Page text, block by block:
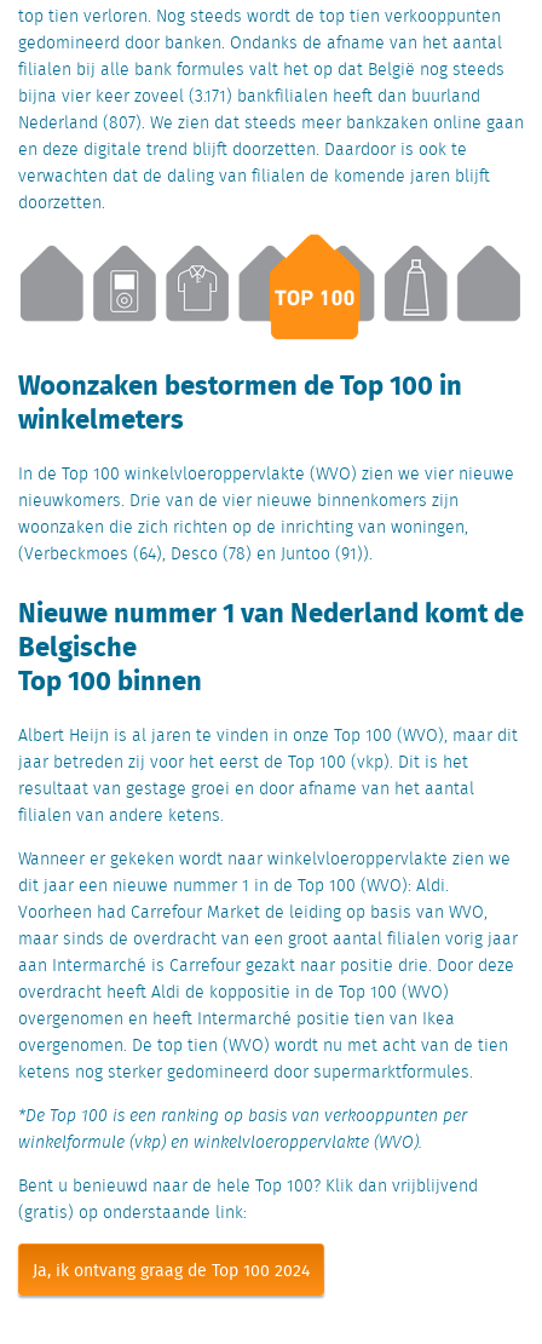
top tien verloren. Nog steeds wordt de top tien verkooppunten
gedomineerd door banken. Ondanks de afname van het aantal
filialen bij alle bank formules valt het op dat België nog steeds
bijna vier keer zoveel (3.171) bankfilialen heeft dan buurland
Nederland (807). We zien dat steeds meer bankzaken online gaan
en deze digitale trend blijft doorzetten. Daardoor is ook te
verwachten dat de daling van filialen de komende jaren blijft
doorzetten.
Woonzaken bestormen de Top 100 in
winkelmeters
In de Top 100 winkelvloeroppervlakte (WVO) zien we vier nieuwe
nieuwkomers. Drie van de vier nieuwe binnenkomers zijn
woonzaken die zich richten op de inrichting van woningen,
(Verbeckmoes (64), Desco (78) en Juntoo (91)).
Nieuwe nummer 1 van Nederland komt de
Belgische
Top 100 binnen
Albert Heijn is al jaren te vinden in onze Top 100 (WVO), maar dit
jaar betreden zij voor het eerst de Top 100 (vkp). Dit is het
resultaat van gestage groei en door afname van het aantal
filialen van andere ketens.
Wanneer er gekeken wordt naar winkelvloeroppervlakte zien we
dit jaar een nieuwe nummer 1 in de Top 100 (WVO): Aldi.
Voorheen had Carrefour Market de leiding op basis van WVO,
maar sinds de overdracht van een groot aantal filialen vorig jaar
aan Intermarché is Carrefour gezakt naar positie drie. Door deze
overdracht heeft Aldi de koppositie in de Top 100 (WVO)
overgenomen en heeft Intermarché positie tien van Ikea
overgenomen. De top tien (WVO) wordt nu met acht van de tien
ketens nog sterker gedomineerd door supermarktformules.
*De Top 100 is een ranking op basis van verkooppunten per
winkelformule (vkp) en winkelvloeroppervlakte (WVO).
Bent u benieuwd naar de hele Top 100? Klik dan vrijblijvend
(gratis) op onderstaande link:
Ja, ik ontvang graag de Top 100 2024